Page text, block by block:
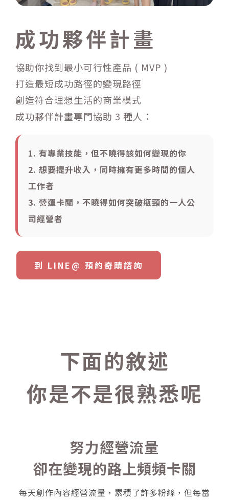
成功夥伴計畫
協助你找到最小可行性產品 ( MVP )
打造最短成功路徑的變現路徑
創造符合理想生活的商業模式
成功夥伴計畫專門協助 3 種人：
1. 有專業技能，但不曉得該如何變現的你
2. 想要提升收入，同時擁有更多時間的個人
工作者
3. 營運卡關，不曉得如何突破瓶頸的一人公
司經營者
到 LINE@ 預約奇蹟諮詢
下面的敘述
你是不是很熟悉呢
努力經營流量
卻在變現的路上頻頻卡關
每天創作內容經營流量，累積了許多粉絲，但每當